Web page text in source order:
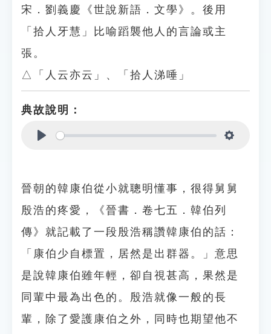
宋．劉義慶《世說新語．文學》。後用
「拾人牙慧」比喻蹈襲他人的言論或主
張。
△「人云亦云」、「拾人涕唾」
典故說明：
晉朝的韓康伯從小就聰明懂事，很得舅舅
殷浩的疼愛，《晉書．卷七五．韓伯列
傳》就記載了一段殷浩稱讚韓康伯的話：
「康伯少自標置，居然是出群器。」意思
是說韓康伯雖年輕，卻自視甚高，果然是
同輩中最為出色的。殷浩就像一般的長
輩，除了愛護康伯之外，同時也期望他不